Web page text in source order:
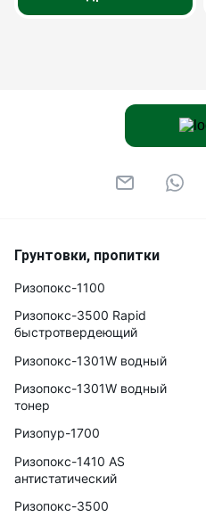
Грунтовки, пропитки
Ризопокс-1100
Ризопокс-3500 Rapid
быстротвердеющий
Ризопокс-1301W водный
Ризопокс-1301W водный
тонер
Ризопур-1700
Ризопокс-1410 AS
антистатический
Ризопокс-3500